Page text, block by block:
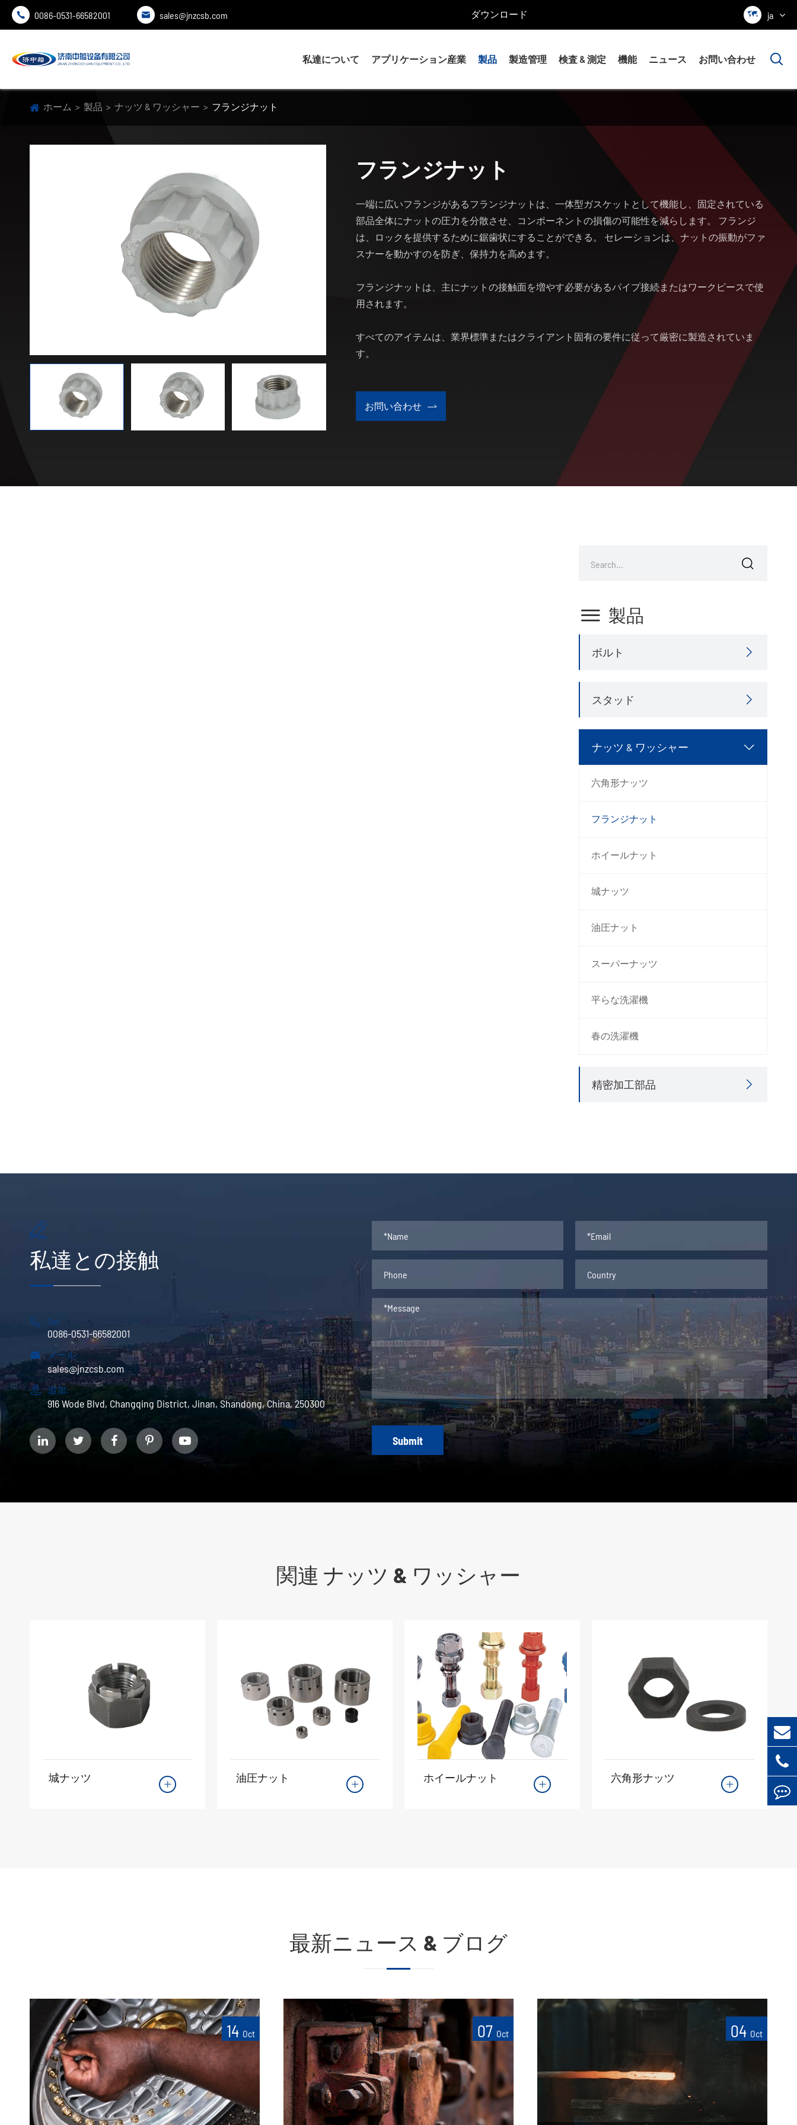
 0086-0531-66582001  sales@jnzcsb.com ダウンロード  ja
私達について アプリケーション産業 製品
アンカーボルト
製造管理 検査 & 測定 機能 ニュース お問い合わせ 
ホーム 製品 ナッツ & ワッシャー フランジナット
フランジナット
一端に広いフランジがあるフランジナットは、一体型ガスケットとして機能し、固定されている
部品全体にナットの圧力を分散させ、コンポーネントの損傷の可能性を減らします。 フランジ
は、ロックを提供するために鋸歯状にすることができる。 セレーションは、ナットの振動がファ
スナーを動かすのを防ぎ、保持力を高めます。
フランジナットは、主にナットの接触面を増やす必要があるパイプ接続またはワークピースで使
用されます。
すべてのアイテムは、業界標準またはクライアント固有の要件に従って厳密に製造されていま
す。
お問い合わせ 

 製品
ボルト 
スタッド 
ナッツ & ワッシャー 
六角形ナッツ
フランジナット
ホイールナット
城ナッツ
油圧ナット
スーパーナッツ
平らな洗濯機
春の洗濯機
精密加工部品 

私達との接触
 Tel:
0086-0531-66582001
 メール:
sales@jnzcsb.com
 追加:
916 Wode Blvd, Changqing District, Jinan, Shandong, China, 250300
Submit
関連 ナッツ & ワッシャー
城ナッツ  油圧ナット  ホイールナット  六角形ナッツ 
最新ニュース & ブログ
14 Oct 07 Oct 04 Oct